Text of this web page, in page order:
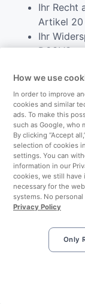
Ihr Recht
Artikel 20
Ihr
DSGVO
Darüber hinaus
der
77 DSGVO in
Sie können
Dies gilt auch
der DSGVO,
wurden. Der
wirksam.
11. Wie
Sende eine
How we use
In order to improve
cookies and similar
ads. To make this
such as Google, who
By clicking “Accept
selection of cookies
settings. You can
information in our
cookies, we still have
necessary for the
systems. No personal
Privacy Policy
Only